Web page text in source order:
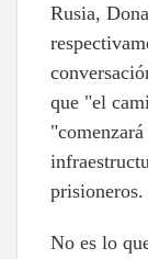
Rusia,
que "el
prisioneros.
No es lo